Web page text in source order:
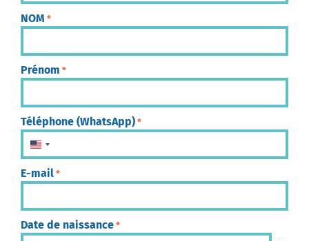
NOM *
Prénom *
Téléphone (WhatsApp) *
États-Unis +1
E-mail *
Date de naissance *